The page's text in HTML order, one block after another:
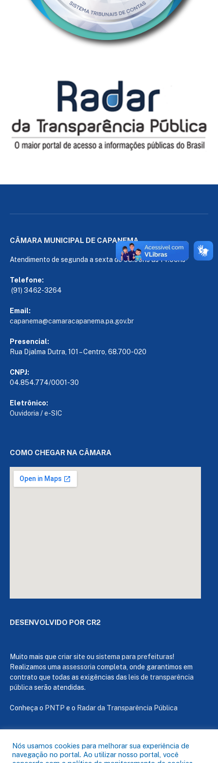
CÂMARA MUNICIPAL DE CAPANEMA
Atendimento de segunda a sexta de 08:00hs às 14:00hs
Telefone:
(91) 3462-3264
Email:
capanema@camaracapanema.pa.gov.br
Presencial:
Rua Djalma Dutra, 101 – Centro, 68.700-020
CNPJ:
04.854.774/0001-30
Eletrônico:
Ouvidoria /e-SIC
COMO CHEGAR NA CÂMARA
DESENVOLVIDO POR CR2
Muito mais que criar site ou sistema para prefeituras!
Realizamos uma assessoria completa, onde garantimos em
contrato que todas as exigências das leis de transparência
pública serão atendidas.
Conheça o PNTP e o Radar da Transparência Pública
Todos os direitos reservados a Câmara de Capanema
Nós usamos cookies para melhorar sua experiência de
navegação no portal. Ao utilizar nosso portal, você